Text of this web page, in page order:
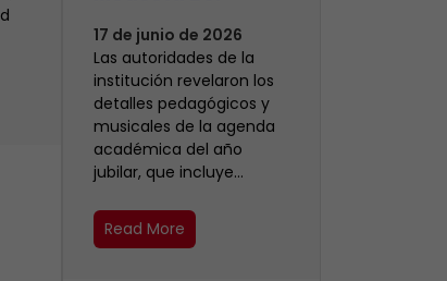
17 de junio de 2026
Las autoridades de la
institución revelaron los
detalles pedagógicos y
musicales de la agenda
académica del año
jubilar, que incluye…
Read More